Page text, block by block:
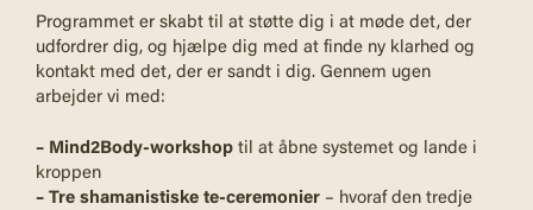
Programmet er skabt til at støtte dig i at møde det, der
udfordrer dig, og hjælpe dig med at finde ny klarhed og
kontakt med det, der er sandt i dig. Gennem ugen
arbejder vi med:
– Mind2Body-workshop til at åbne systemet og lande i
kroppen
– Tre shamanistiske te-ceremonier – hvoraf den tredje